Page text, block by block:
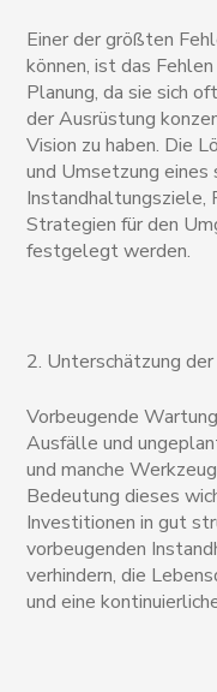
Einer der größten
können, ist das
Planung, da sie sich
der Ausrüstung
Vision zu haben. Die
und Umsetzung eines
Instandhaltungsziele,
Strategien für den
festgelegt werden.
2. Unterschätzung
Vorbeugende
Ausfälle und
und manche
Bedeutung dieses
Investitionen in gut
vorbeugenden
verhindern, die
und eine